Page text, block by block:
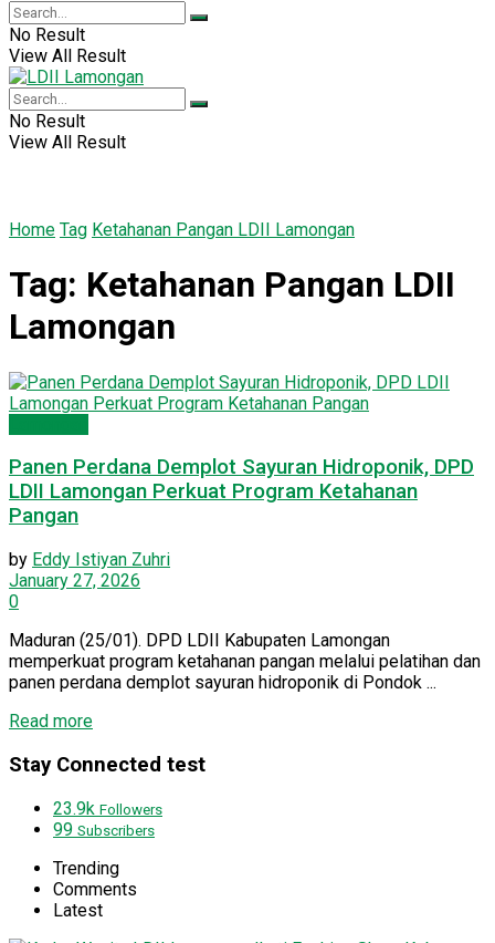
No Result
View All Result
No Result
View All Result
Home Tag Ketahanan Pangan LDII Lamongan
Tag: Ketahanan Pangan LDII
Lamongan
Panen Perdana Demplot Sayuran Hidroponik, DPD
LDII Lamongan Perkuat Program Ketahanan
Pangan
by Eddy Istiyan Zuhri
January 27, 2026
0
Maduran (25/01). DPD LDII Kabupaten Lamongan
memperkuat program ketahanan pangan melalui pelatihan dan
panen perdana demplot sayuran hidroponik di Pondok ...
Read moreDetails
Stay Connected test
23.9k Followers
99 Subscribers
Trending
Comments
Latest